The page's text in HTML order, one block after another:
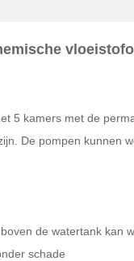
5 kamers met de
De pompen kunnen
de watertank kan
schade